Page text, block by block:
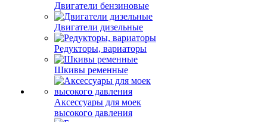
Двигатели бензиновые
Двигатели дизельные
Редукторы, вариаторы
Шкивы ременные
Аксессуары для моек
высокого давления